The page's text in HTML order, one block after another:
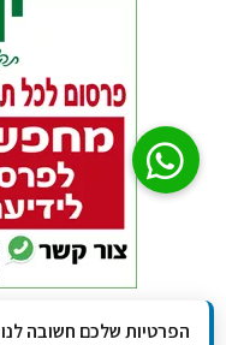
הפרטיות שלכם חשובה לנו